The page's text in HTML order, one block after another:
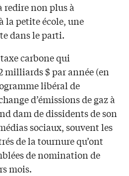
non plus à
la petite école, une
dans le parti.
carbone qui
milliards $ par année (en
libéral de
d’émissions de gaz à
dam de dissidents de son
sociaux, souvent les
de la tournure qu’ont
de nomination de
mois.